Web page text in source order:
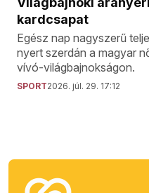
kardcsapat
Egész nap nagyszerű
nyert szerdán a magyar
vívó-világbajnokságon.
SPORT2026. júl. 29. 17:12